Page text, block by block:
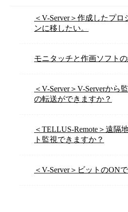
＜V-Server＞作成したプ
ンに移したい。
モニタッチと作画ソフト
＜V-Server＞V-Serverから
の転送ができますか？
＜TELLUS-Remote＞遠隔
ト監視できますか？
＜V-Server＞ビットのON